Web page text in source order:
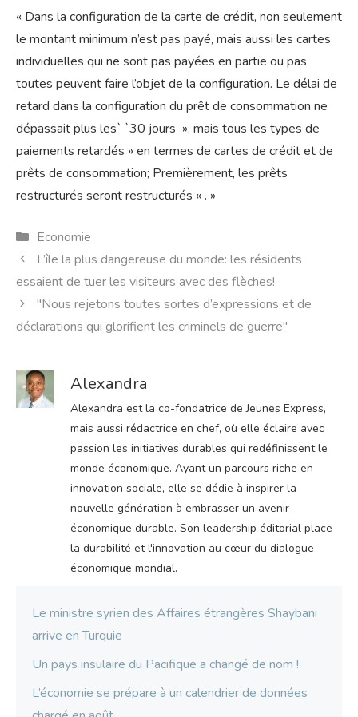
« Dans la configuration de la carte de crédit, non seulement
le montant minimum n’est pas payé, mais aussi les cartes
individuelles qui ne sont pas payées en partie ou pas
toutes peuvent faire l’objet de la configuration. Le délai de
retard dans la configuration du prêt de consommation ne
dépassait plus les` `30 jours », mais tous les types de
paiements retardés » en termes de cartes de crédit et de
prêts de consommation; Premièrement, les prêts
restructurés seront restructurés « . »
Catégories
Economie
L’île la plus dangereuse du monde: les résidents
essaient de tuer les visiteurs avec des flèches!
"Nous rejetons toutes sortes d’expressions et de
déclarations qui glorifient les criminels de guerre"
Alexandra
Alexandra est la co-fondatrice de Jeunes Express,
mais aussi rédactrice en chef, où elle éclaire avec
passion les initiatives durables qui redéfinissent le
monde économique. Ayant un parcours riche en
innovation sociale, elle se dédie à inspirer la
nouvelle génération à embrasser un avenir
économique durable. Son leadership éditorial place
la durabilité et l'innovation au cœur du dialogue
économique mondial.
Le ministre syrien des Affaires étrangères Shaybani
arrive en Turquie
Un pays insulaire du Pacifique a changé de nom !
L’économie se prépare à un calendrier de données